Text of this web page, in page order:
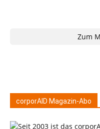
Zum
corporAID Magazin-Abo